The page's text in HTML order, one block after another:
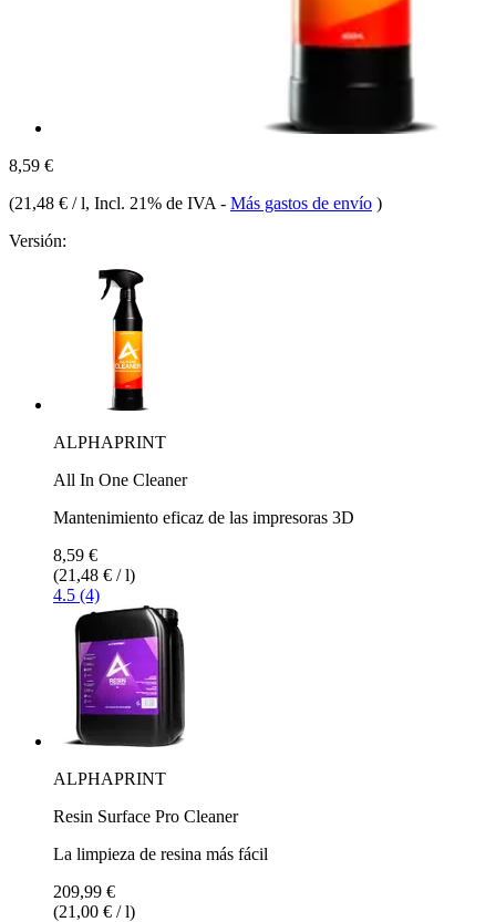
8,59 €
(21,48 € / l, Incl. 21% de IVA - Más gastos de envío )
Versión:
ALPHAPRINT
All In One Cleaner
Mantenimiento eficaz de las impresoras 3D
8,59 €
(21,48 € / l)
4.5 (4)
ALPHAPRINT
Resin Surface Pro Cleaner
La limpieza de resina más fácil
209,99 €
(21,00 € / l)